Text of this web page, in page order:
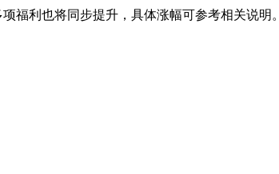
福利也将同步提升，具体涨幅可参考相关说明。